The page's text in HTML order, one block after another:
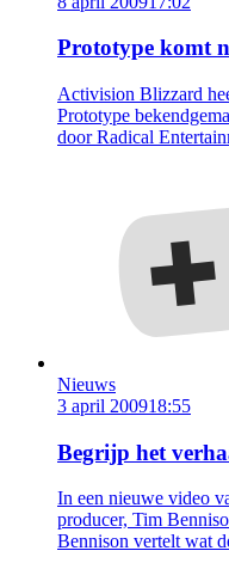
Prototype komt
Activision Blizzard
Prototype
door Radical
Nieuws
3 april 200918:55
Begrijp het
In een nieuwe video
producer, Tim
Bennison vertelt wat